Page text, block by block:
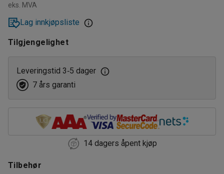
eks. MVA
Lag innkjøpsliste
Tilgjengelighet
Leveringstid 3‑5 dager
7 års garanti
14 dagers åpent kjøp
Tilbehør